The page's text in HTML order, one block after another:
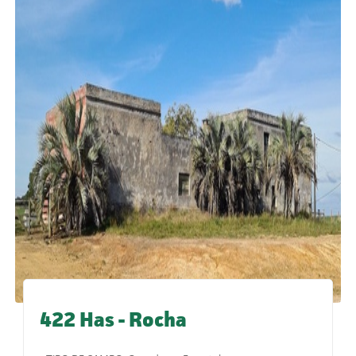
422 Has - Rocha